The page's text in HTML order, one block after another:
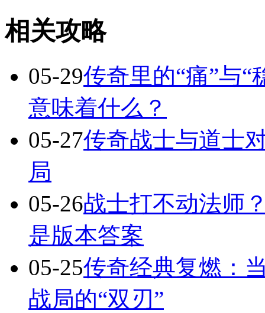
相关攻略
05-29传奇里的“痛”与“
意味着什么？
05-27传奇战士与道士
局
05-26战士打不动法师
是版本答案
05-25传奇经典复燃：
战局的“双刃”